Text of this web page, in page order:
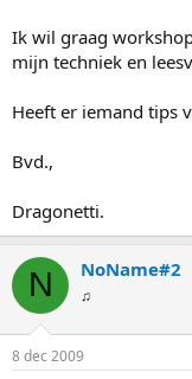
r
Ik wil graag
mijn techniek en
Heeft er iemand tips
Bvd.,
Dragonetti.
N NoName#2
♫
8 dec 2009